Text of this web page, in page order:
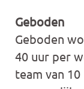
Geboden
Geboden
40 uur per
team van